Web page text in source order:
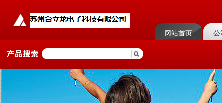
网站首页 公